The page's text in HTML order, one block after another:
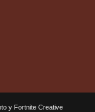
y Fortnite Creative